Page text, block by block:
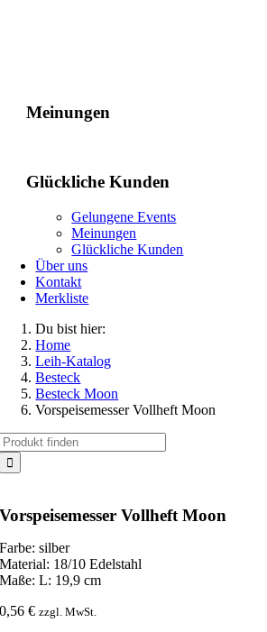
Meinungen
Glückliche Kunden
Gelungene Events
Meinungen
Glückliche Kunden
Über uns
Kontakt
Merkliste
Du bist hier:
Home
Leih-Katalog
Besteck
Besteck Moon
Vorspeisemesser Vollheft Moon
Vorspeisemesser Vollheft Moon
Farbe: silber
Material: 18/10 Edelstahl
Maße: L: 19,9 cm
0,56€ zzgl. MwSt.